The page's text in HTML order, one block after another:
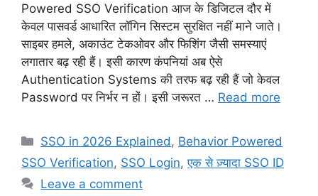
Powered SSO Verification आज के डिजिटल दौर में
केवल पासवर्ड आधारित लॉगिन सिस्टम सुरक्षित नहीं माने जाते।
साइबर हमले, अकाउंट टेकओवर और फिशिंग जैसी समस्याएं
लगातार बढ़ रही हैं। इसी कारण कंपनियां अब ऐसे
Authentication Systems की तरफ बढ़ रही हैं जो केवल
Password पर निर्भर न हों। इसी जरूरत … Read more
Categories
SSO in 2026 Explained , Behavior Powered
SSO Verification, SSO Login,एक से ज़्यादा SSO ID
Leave a comment